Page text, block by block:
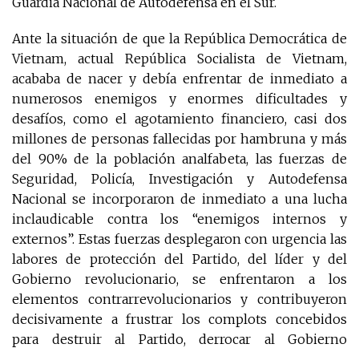
Ante la situación de que la República Democrática de
Vietnam, actual República Socialista de Vietnam,
acababa de nacer y debía enfrentar de inmediato a
numerosos enemigos y enormes dificultades y
desafíos, como el agotamiento financiero, casi dos
millones de personas fallecidas por hambruna y más
del 90% de la población analfabeta, las fuerzas de
Seguridad, Policía, Investigación y Autodefensa
Nacional se incorporaron de inmediato a una lucha
inclaudicable contra los “enemigos internos y
externos”. Estas fuerzas desplegaron con urgencia las
labores de protección del Partido, del líder y del
Gobierno revolucionario, se enfrentaron a los
elementos contrarrevolucionarios y contribuyeron
decisivamente a frustrar los complots concebidos
para destruir al Partido, derrocar al Gobierno